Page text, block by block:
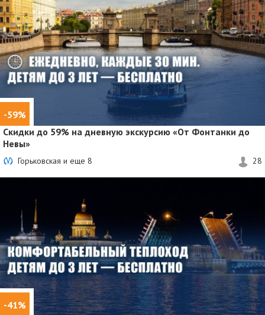
-59%
Скидки до 59% на дневную экскурсию «От Фонтанки до
Невы»
Горьковская и еще 8 28
-41%